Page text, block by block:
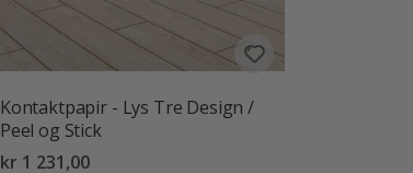
Kontaktpapir - Lys Tre Design /
Peel og Stick
kr 1 231,00